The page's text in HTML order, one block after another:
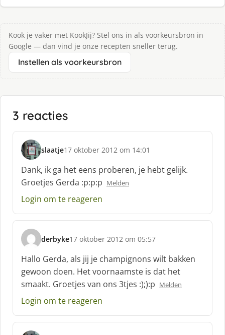
Kook je vaker met KookJij? Stel ons in als voorkeursbron in
Google — dan vind je onze recepten sneller terug.
Instellen als voorkeursbron
3 reacties
slaatje
s
c
h
r
e
f
17 oktober 2012 om 14:01
Dank, ik ga het eens proberen, je hebt gelijk.
Groetjes Gerda :p:p:p Melden
Login om te reageren
derbyke
s
c
h
r
e
e
:
17 oktober 2012 om 05:57
Hallo Gerda, als jij je champignons wilt bakken
gewoon doen. Het voornaamste is dat het
smaakt. Groetjes van ons 3tjes :);):p Melden
Login om te reageren